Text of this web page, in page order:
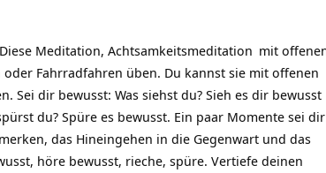
Meditation, Achtsamkeitsmeditation mit
Fahrradfahren üben. Du kannst sie mit offenen
Sei dir bewusst: Was siehst du? Sieh es dir bewusst
du? Spüre es bewusst. Ein paar Momente sei dir
das Hineingehen in die Gegenwart und das
höre bewusst, rieche, spüre. Vertiefe deinen